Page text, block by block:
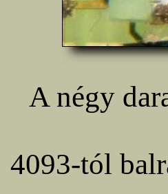
A négy
4093-tól